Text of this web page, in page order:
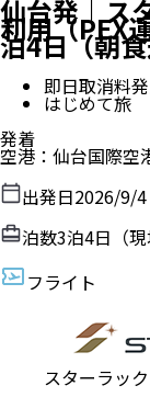
仙台発｜ス
利用（PEX
泊4日（朝
即日取消料
はじめて旅
発着
空港 ： 仙台国際空
出発日2026/9/4
泊数3泊4日（
フライト
スターラッ